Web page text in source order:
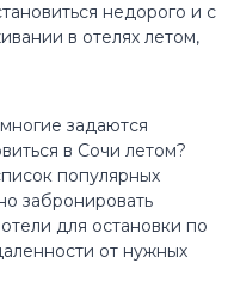
недорого и с
в отелях летом,
задаются
в Сочи летом?
популярных
забронировать
для остановки по
от нужных